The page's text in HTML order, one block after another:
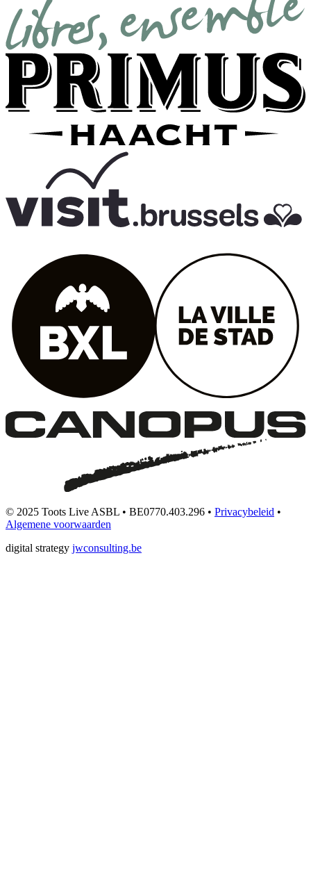
© 2025 Toots Live ASBL • BE0770.403.296 • Privacybeleid •
Algemene voorwaarden
digital strategy jwconsulting.be